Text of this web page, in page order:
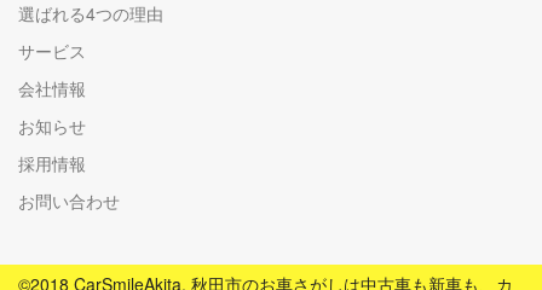
選ばれる4つの理由
サービス
会社情報
お知らせ
採用情報
お問い合わせ
©2018 CarSmileAkita. 秋田市のお車さがしは中古車も新車も、カ